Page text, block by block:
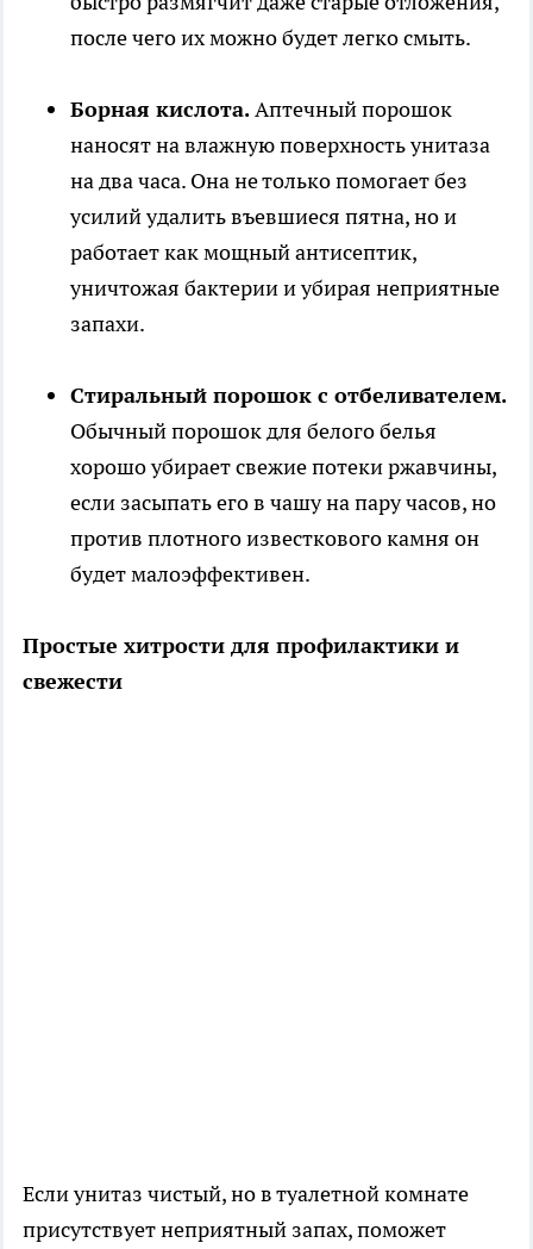
после чего их можно будет легко смыть.
Борная кислота.Аптечный порошок
наносят на влажную поверхность унитаза
на два часа. Она не только помогает без
усилий удалить въевшиеся пятна, но и
работает как мощный антисептик,
уничтожая бактерии и убирая неприятные
запахи.
Стиральный порошок с отбеливателем.
Обычный порошок для белого белья
хорошо убирает свежие потеки ржавчины,
если засыпать его в чашу на пару часов, но
против плотного известкового камня он
будет малоэффективен.
Простые хитрости для профилактики и
свежести
Если унитаз чистый, но в туалетной комнате
присутствует неприятный запах, поможет